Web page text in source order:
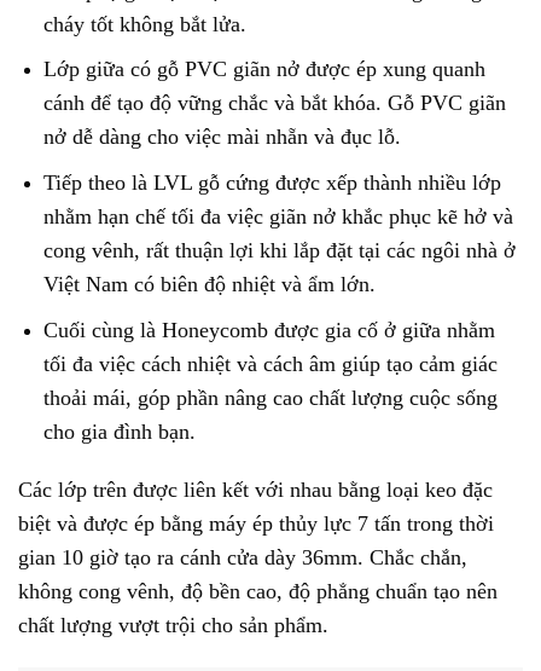
cháy tốt không bắt lửa.
Lớp giữa có gỗ PVC giãn nở được ép xung quanh
cánh để tạo độ vững chắc và bắt khóa. Gỗ PVC giãn
nở dễ dàng cho việc mài nhẵn và đục lỗ.
Tiếp theo là LVL gỗ cứng được xếp thành nhiều lớp
nhằm hạn chế tối đa việc giãn nở khắc phục kẽ hở và
cong vênh, rất thuận lợi khi lắp đặt tại các ngôi nhà ở
Việt Nam có biên độ nhiệt và ẩm lớn.
Cuối cùng là Honeycomb được gia cố ở giữa nhằm
tối đa việc cách nhiệt và cách âm giúp tạo cảm giác
thoải mái, góp phần nâng cao chất lượng cuộc sống
cho gia đình bạn.
Các lớp trên được liên kết với nhau bằng loại keo đặc
biệt và được ép bằng máy ép thủy lực 7 tấn trong thời
gian 10 giờ tạo ra cánh cửa dày 36mm. Chắc chắn,
không cong vênh, độ bền cao, độ phẳng chuẩn tạo nên
chất lượng vượt trội cho sản phẩm.